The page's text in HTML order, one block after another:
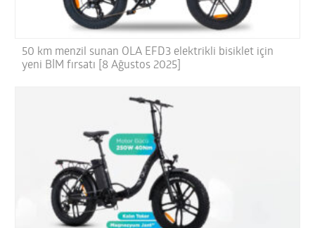
50 km menzil sunan OLA EFD3 elektrikli bisiklet için
yeni BİM fırsatı [8 Ağustos 2025]